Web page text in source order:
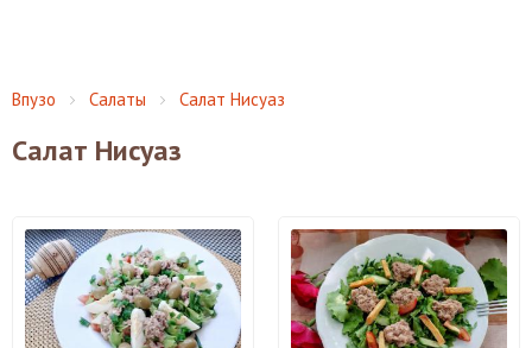
Впузо Салаты Салат Нисуаз
Салат Нисуаз